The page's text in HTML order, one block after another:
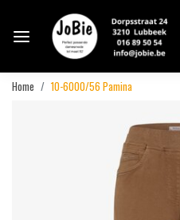
Home 10-6000/56 Pamina